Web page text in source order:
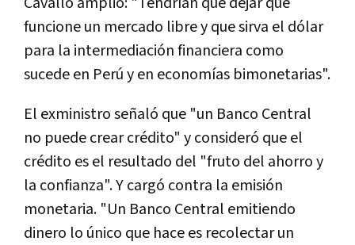
funcione un mercado libre y que sirva el dólar
para la intermediación financiera como
sucede en Perú y en economías bimonetarias".
El exministro señaló que "un Banco Central
no puede crear crédito" y consideró que el
crédito es el resultado del "fruto del ahorro y
la confianza". Y cargó contra la emisión
monetaria. "Un Banco Central emitiendo
dinero lo único que hace es recolectar un